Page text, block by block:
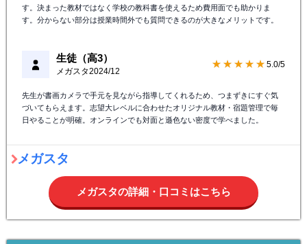
す。決まった教材ではなく学校の教科書を使えるため費用面でも助かりま
す。分からない部分は授業時間外でも質問できるのが大きなメリットです。
生徒（高3）
メガスタ2024/12
★★★★★ 5.0/5
先生が書画カメラで手元を見ながら指導してくれるため、つまずきにすぐ気
づいてもらえます。志望大レベルに合わせたオリジナル教材・宿題管理で毎
日やることが明確。オンラインでも対面と遜色ない密度で学べました。
メガスタ
メガスタの詳細・口コミはこちら